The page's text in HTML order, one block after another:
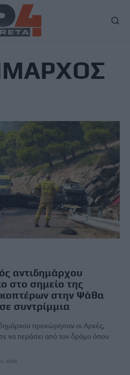
αντιδημάρχου
στο σημείο της
στην Ψάθα
συντρίμμια
προχώρησαν οι Αρχές,
να περάσει από τον δρόμο όπου
2026